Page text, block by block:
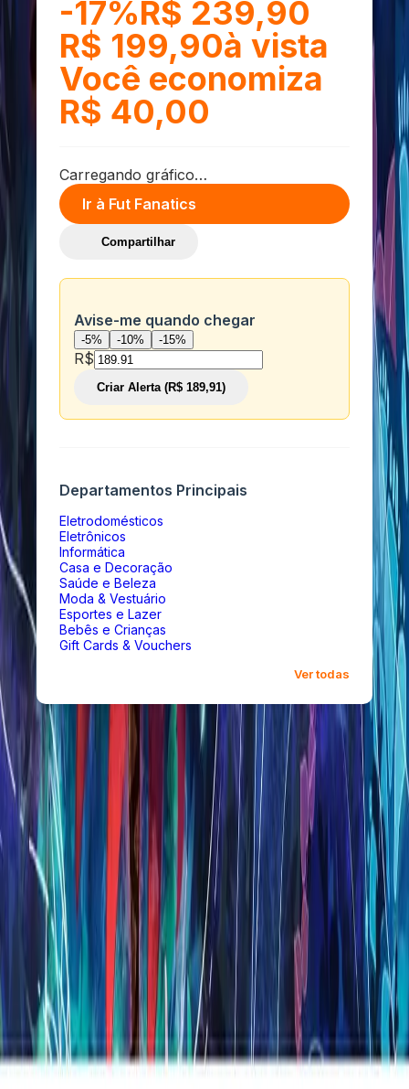
-17%R$ 239,90
R$ 199,90à vista
Você economiza
R$ 40,00
Carregando gráfico…
Ir à Fut Fanatics
Compartilhar
Avise-me quando chegar
-5% -10% -15%
R$
Criar Alerta (R$ 189,91)
Departamentos Principais
Eletrodomésticos
Eletrônicos
Informática
Casa e Decoração
Saúde e Beleza
Moda & Vestuário
Esportes e Lazer
Bebês e Crianças
Gift Cards & Vouchers
Ver todas
Opções de Presente
INCOMM
Gift Card Digital Riot Valorant R$50,00
R$R$ 50,00
INCOMM
Gift Card Digital McAfee Plus Premium
Individual R$149,90
R$R$ 149,90
INCOMM
Gift Card Digital McAfee Total Protection 5
Dispositivos R$79,90
R$R$ 79,90